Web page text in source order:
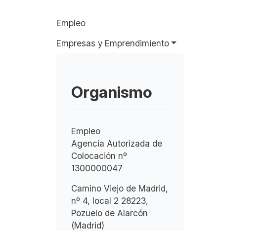
Empleo
Empresas y Emprendimiento
Organismo
Empleo
Agencia Autorizada de
Colocación nº
1300000047
Camino Viejo de Madrid,
nº 4, local 2 28223,
Pozuelo de Alarcón
(Madrid)